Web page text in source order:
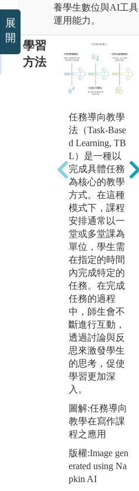
養學生數位與AI工具
運用能力。
學習
方法
任務導向教學
法（Task-Base
d Learning, TB
L）是一種以
完成具體任務
為核心的教學
方式。在這種
模式下，課程
安排通常以一
堂或多堂課為
單位，學生需
在指定的時間
內完成特定的
任務。在完成
任務的過程
中，師生會不
斷進行互動，
透過討論與反
思來激發學生
的思考，促使
學習更加深
入。
圖解:任務導向
教學在寫作課
程之應用
版權:Image gen
erated using Na
pkin AI
展
開